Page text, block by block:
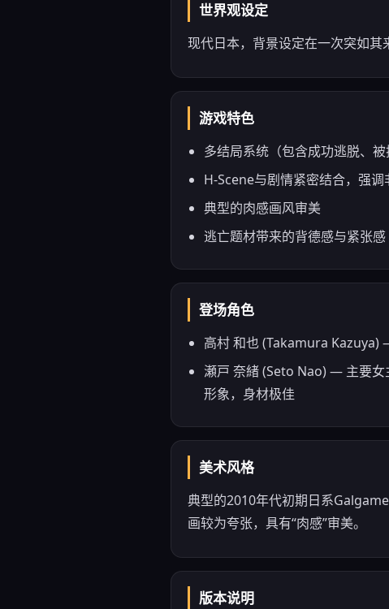
世界观设定
现代日本，背景设定在一次突如其
游戏特色
多结局系统（包含成功逃脱、被
H-Scene与剧情紧密结合，强
典型的肉感画风审美
逃亡题材带来的背德感与紧张感
登场角色
高村 和也 (Takamura Kazuya)
瀬戸 奈緒 (Seto Nao) — 主要女
形象，身材极佳
美术风格
典型的2010年代初期日系
画较为夸张，具有“肉感”审美。
版本说明